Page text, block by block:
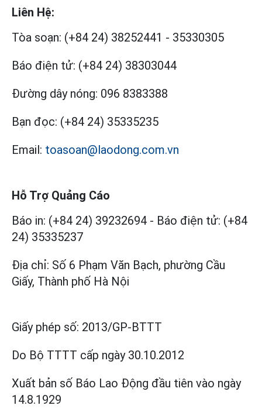
Liên Hệ:
Tòa soạn: (+84 24) 38252441 - 35330305
Báo điện tử: (+84 24) 38303044
Đường dây nóng: 096 8383388
Bạn đọc: (+84 24) 35335235
Email: toasoan@laodong.com.vn
Hỗ Trợ Quảng Cáo
Báo in: (+84 24) 39232694 - Báo điện tử: (+84
24) 35335237
Địa chỉ: Số 6 Phạm Văn Bạch, phường Cầu
Giấy, Thành phố Hà Nội
Giấy phép số: 2013/GP-BTTT
Do Bộ TTTT cấp ngày 30.10.2012
Xuất bản số Báo Lao Động đầu tiên vào ngày
14.8.1929